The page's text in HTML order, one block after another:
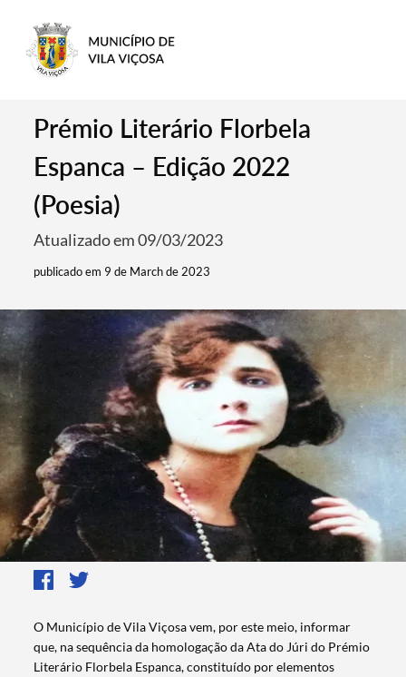
Prémio Literário Florbela
Espanca – Edição 2022
(Poesia)
Atualizado em 09/03/2023
publicado em 9 de March de 2023
O Município de Vila Viçosa vem, por este meio, informar
que, na sequência da homologação da Ata do Júri do Prémio
Literário Florbela Espanca, constituído por elementos